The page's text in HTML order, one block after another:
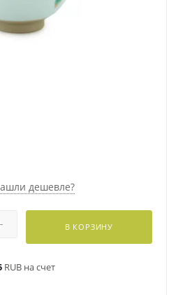
дешевле?
В КОРЗИНУ
RUB на счет